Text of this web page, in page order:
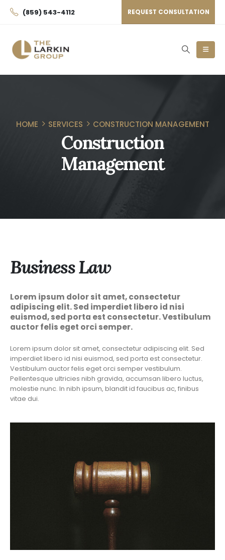
(859) 543-4112 REQUEST CONSULTATION
HOME SERVICES CONSTRUCTION MANAGEMENT
Construction
Management
Business Law
Lorem ipsum dolor sit amet, consectetur
adipiscing elit. Sed imperdiet libero id nisi
euismod, sed porta est consectetur. Vestibulum
auctor felis eget orci semper.
Lorem ipsum dolor sit amet, consectetur adipiscing elit. Sed
imperdiet libero id nisi euismod, sed porta est consectetur.
Vestibulum auctor felis eget orci semper vestibulum.
Pellentesque ultricies nibh gravida, accumsan libero luctus,
molestie nunc. In nibh ipsum, blandit id faucibus ac, finibus
vitae dui.